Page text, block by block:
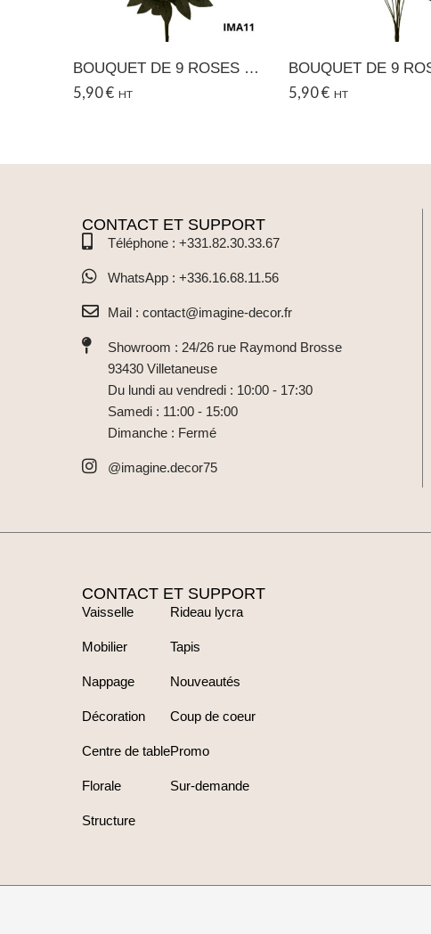
BOUQUET DE 9 ROSES – 11
5,90€ HT
5,90€ HT
CONTACT ET SUPPORT
Téléphone : +331.82.30.33.67
WhatsApp : +336.16.68.11.56
Mail : contact@imagine-decor.fr
Showroom : 24/26 rue Raymond Brosse
93430 Villetaneuse
Du lundi au vendredi : 10:00 - 17:30
Samedi : 11:00 - 15:00
Dimanche : Fermé
@imagine.decor75
CONTACT ET SUPPORT
Vaisselle
Mobilier
Nappage
Décoration
Centre de table
Florale
Structure
Rideau lycra
Tapis
Nouveautés
Coup de coeur
Promo
Sur-demande